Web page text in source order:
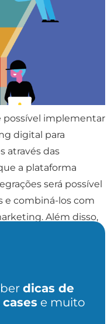
possível implementar
digital para
através das
a plataforma
será possível
e combiná-los com
Além disso,
de […]
dicas de
e muito